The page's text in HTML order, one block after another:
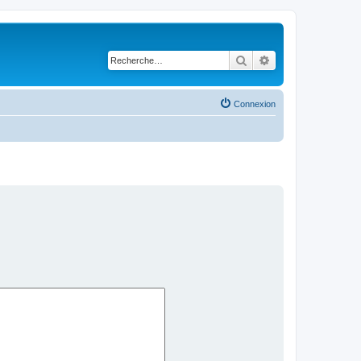
Rechercher
Connexion